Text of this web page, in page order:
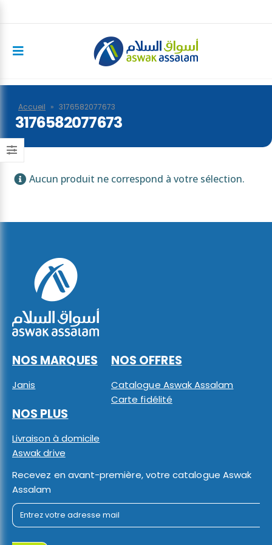
Accueil » 3176582077673
3176582077673
Aucun produit ne correspond à votre sélection.
NOS MARQUES
Janis
NOS OFFRES
Catalogue Aswak Assalam
Carte fidélité
NOS PLUS
Livraison à domicile
Aswak drive
Recevez en avant-première, votre catalogue Aswak
Assalam